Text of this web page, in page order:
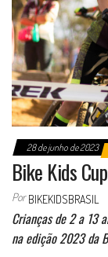
28 de junho de 2023
Bike Kids
Por BIKEKIDSBRASIL
Crianças de 2 a 13
na edição 2023 da